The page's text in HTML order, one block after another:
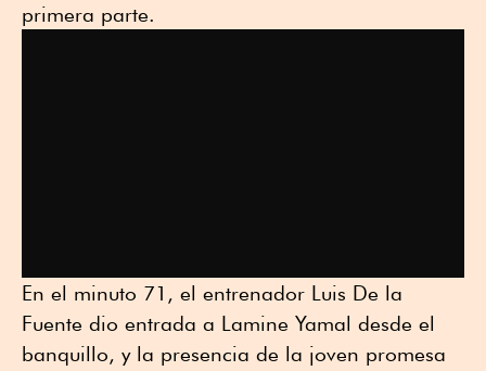
primera parte.
En el minuto 71, el entrenador Luis De la
Fuente dio entrada a Lamine Yamal desde el
banquillo, y la presencia de la joven promesa